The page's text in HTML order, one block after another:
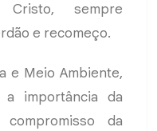
sempre
e recomeço.
e Meio Ambiente,
a importância da
da